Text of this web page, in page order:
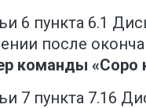
6 пункта 6.1
после
команды «Соро
7 пункта 7.16